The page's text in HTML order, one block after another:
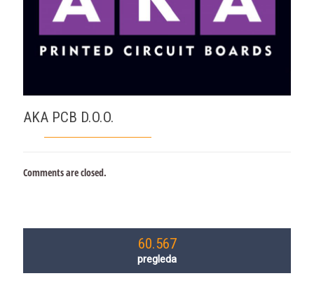
AKA PCB D.O.O.
Comments are closed.
60.567
pregleda